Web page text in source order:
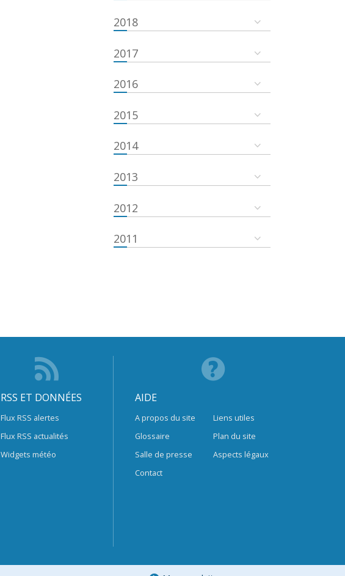
2018
2017
2016
2015
2014
2013
2012
2011
RSS ET DONNÉES
Flux RSS alertes
Flux RSS actualités
Widgets météo
AIDE
A propos du site
Glossaire
Salle de presse
Contact
Liens utiles
Plan du site
Aspects légaux